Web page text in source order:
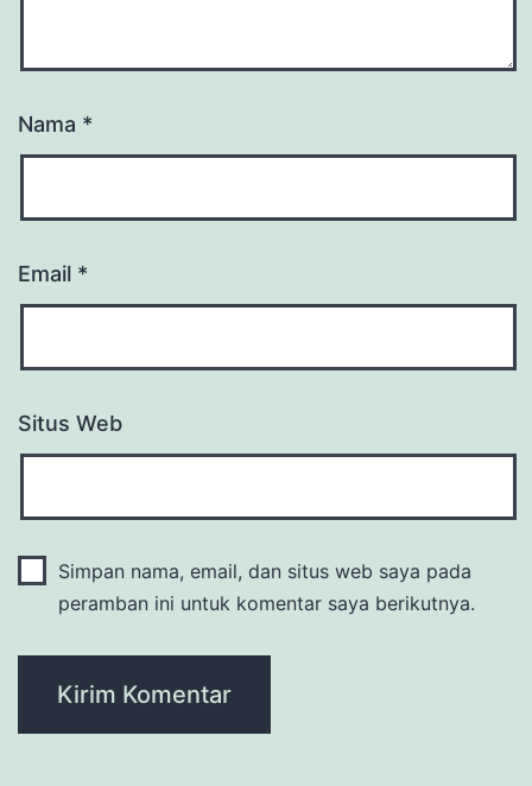
Nama *
Email *
Situs Web
Simpan nama, email, dan situs web saya pada
peramban ini untuk komentar saya berikutnya.